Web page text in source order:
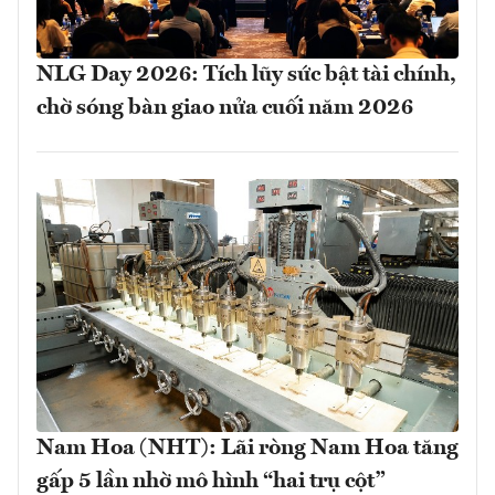
NLG Day 2026: Tích lũy sức bật tài chính,
chờ sóng bàn giao nửa cuối năm 2026
Nam Hoa (NHT): Lãi ròng Nam Hoa tăng
gấp 5 lần nhờ mô hình “hai trụ cột”